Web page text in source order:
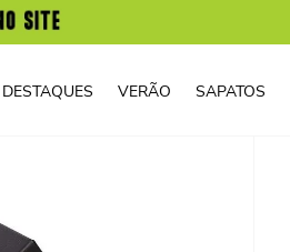
DESTAQUES VERÃO SAPATOS